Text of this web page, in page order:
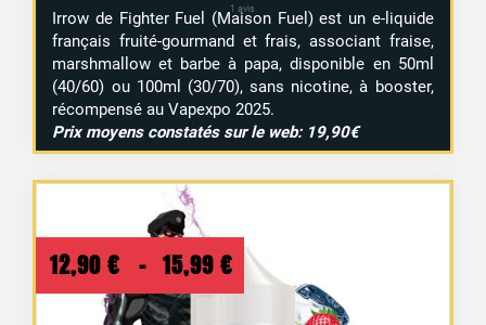
2 avis
Irrow de Fighter Fuel (Maison Fuel) est un e-liquide
français fruité-gourmand et frais, associant fraise,
marshmallow et barbe à papa, disponible en 50ml
(40/60) ou 100ml (30/70), sans nicotine, à booster,
récompensé au Vapexpo 2025.
Prix moyens constatés sur le web: 19,90€
12,90 € – 15,99 € Plage
de